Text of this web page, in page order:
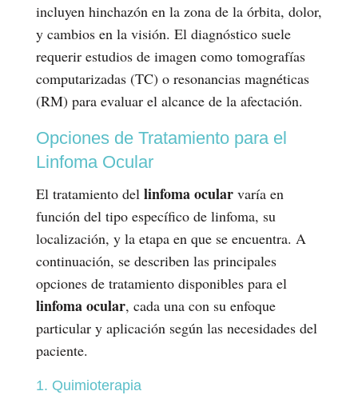
incluyen hinchazón en la zona de la órbita, dolor,
y cambios en la visión. El diagnóstico suele
requerir estudios de imagen como tomografías
computarizadas (TC) o resonancias magnéticas
(RM) para evaluar el alcance de la afectación.
Opciones de Tratamiento para el
Linfoma Ocular
El tratamiento del linfoma ocularvaría en
función del tipo específico de linfoma, su
localización, y la etapa en que se encuentra. A
continuación, se describen las principales
opciones de tratamiento disponibles para el
linfoma ocular, cada una con su enfoque
particular y aplicación según las necesidades del
paciente.
1. Quimioterapia